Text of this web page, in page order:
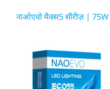
नाओएवो मैक्स5 सीरीज़ |